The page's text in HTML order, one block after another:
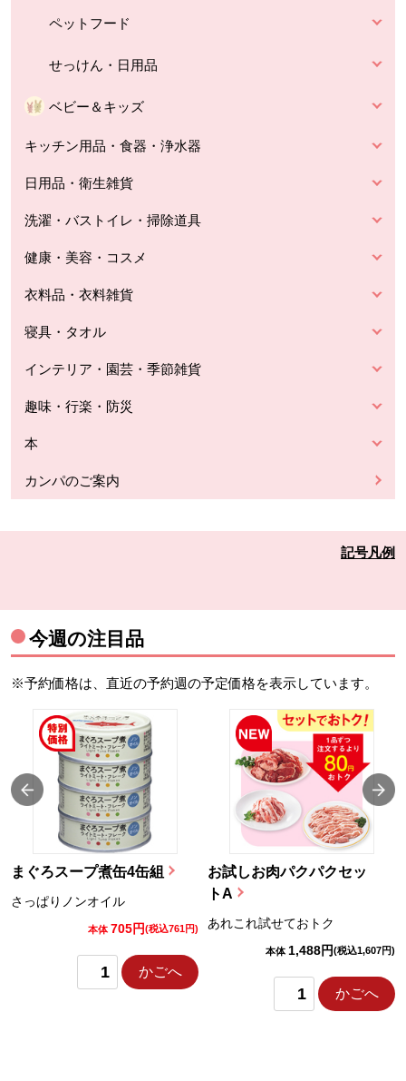
ペットフード
せっけん・日用品
ベビー＆キッズ
キッチン用品・食器・浄水器
日用品・衛生雑貨
洗濯・バストイレ・掃除道具
健康・美容・コスメ
衣料品・衣料雑貨
寝具・タオル
インテリア・園芸・季節雑貨
趣味・行楽・防災
本
カンパのご案内
記号凡例
今週の注目品
※予約価格は、直近の予約週の予定価格を表示しています。
まぐろスープ煮缶4缶組
さっぱりノンオイル
本体 705円(税込761円)
かごへ
お試しお肉パクパクセッ
トA
あれこれ試せておトク
本体 1,488円(税込1,607円)
かごへ